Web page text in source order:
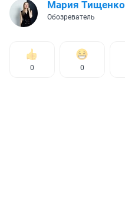
Мария Тищенко
Обозреватель
0 0